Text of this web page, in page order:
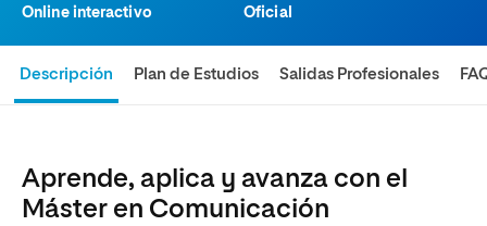
Online interactivo
Oficial
Descripción Plan de Estudios Salidas Profesionales
Aprende, aplica y avanza con el
Máster en Comunicación